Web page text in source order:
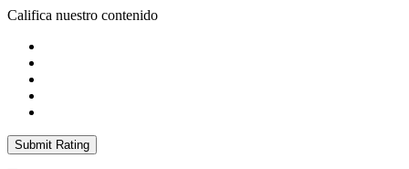
Califica nuestro contenido
Submit Rating